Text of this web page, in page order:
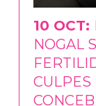
10 OCT:
NOGAL
CULPES